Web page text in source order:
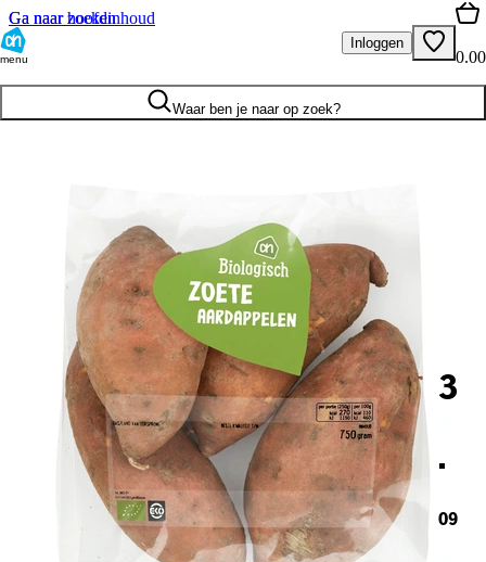
Ga naar hoofdinhoud
Ga naar zoeken
menu
Inloggen
0.00
Waar ben je naar op zoek?
3
.
09